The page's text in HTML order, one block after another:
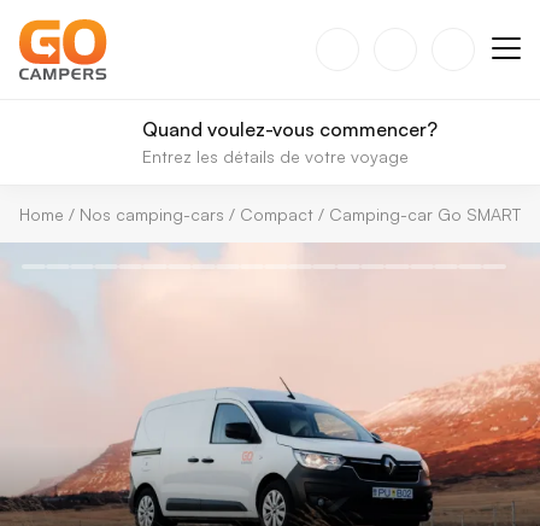
Quand voulez-vous commencer?
Entrez les détails de votre voyage
Home / Nos camping-cars / Compact / Camping-car Go SMART